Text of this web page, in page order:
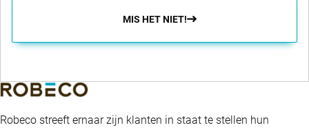
MIS HET NIET!
Robeco streeft ernaar zijn klanten in staat te stellen hun